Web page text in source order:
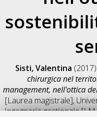
Sisti, Valentina
chirurgica nel
management, nell'ottica
[Laurea magistrale],
Ingegneria gestionale